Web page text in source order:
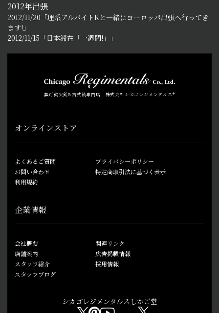
2012年出張
2012/11/20「理系アルバイトKと一緒にヨーロッパ出張へ行ってき
ます!」
2012/11/15「日本滞在「一週間!」」
無可動実銃&古式銃専門店 株式会社シカゴレジメンタルス®
オンラインストア
よくあるご質問
お問い合わせ
利用規約
プライバシーポリシー
特定商取引法に基づく表示
企業情報
会社概要
店舗案内
スタッフ紹介
スタッフブログ
関連リンク
広告掲載情報
採用情報
シカゴレジメンタルス しかご堂